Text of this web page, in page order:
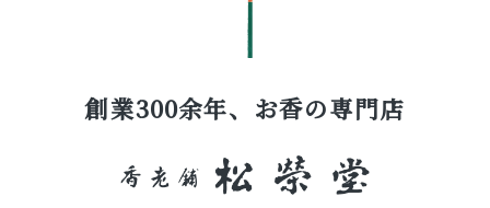
創業300余年、お香の専門店